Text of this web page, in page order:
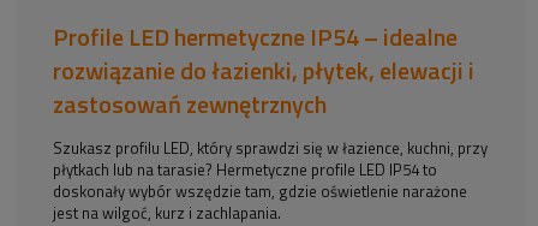
Profile LED hermetyczne IP54 – idealne
rozwiązanie do łazienki, płytek, elewacji i
zastosowań zewnętrznych
Szukasz profilu LED, który sprawdzi się w łazience, kuchni, przy
płytkach lub na tarasie? Hermetyczne profile LED IP54 to
doskonały wybór wszędzie tam, gdzie oświetlenie narażone
jest na wilgoć, kurz i zachlapania.